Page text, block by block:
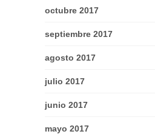
octubre 2017
septiembre 2017
agosto 2017
julio 2017
junio 2017
mayo 2017